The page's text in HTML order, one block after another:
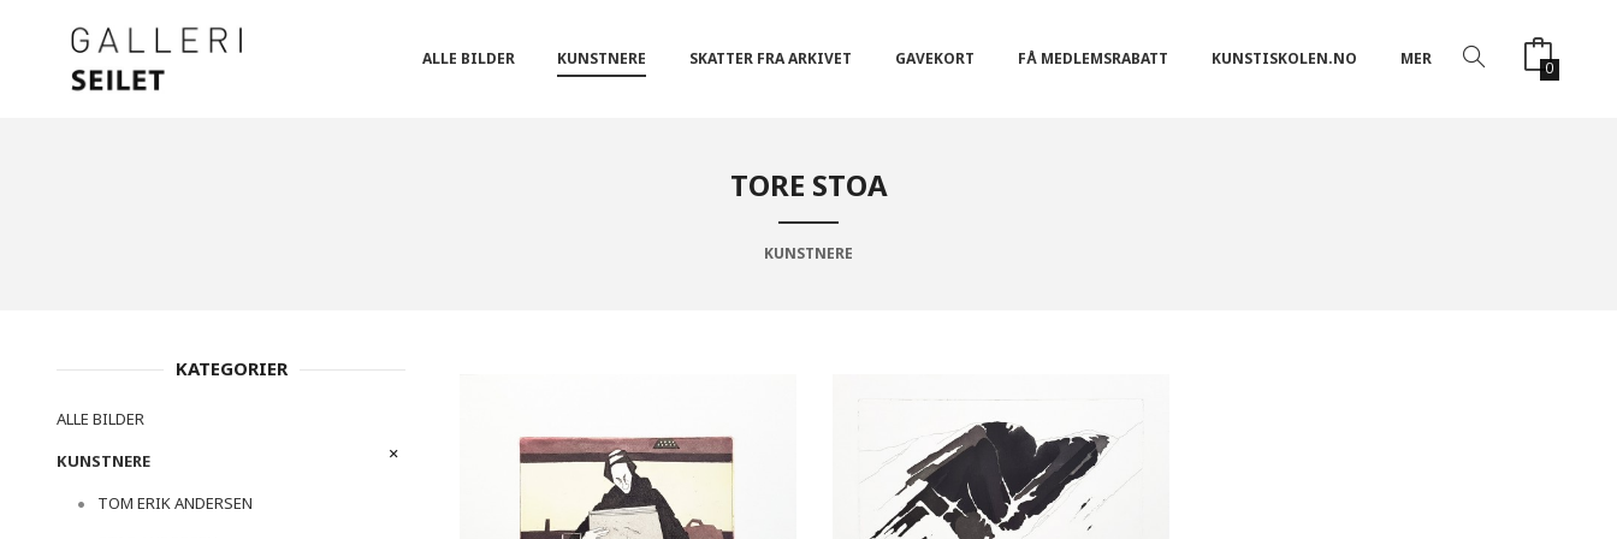
PRODUKTER
ALLE BILDER KUNSTNERE SKATTER FRA ARKIVET GAVEKORT FÅ MEDLEMSRABATT KUNSTISKOLEN.NO MER 0
TORE STOA
KUNSTNERE
KATEGORIER
ALLE BILDER
KUNSTNERE
TOM ERIK ANDERSEN